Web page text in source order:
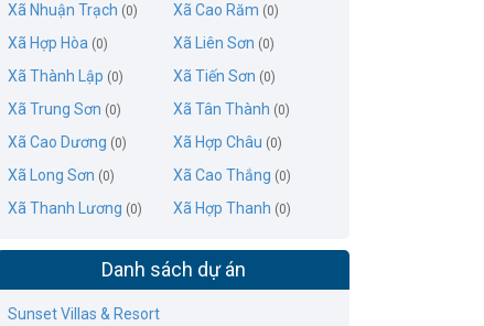
Xã Nhuận Trạch (0) Xã Cao Răm (0)
Xã Hợp Hòa (0) Xã Liên Sơn (0)
Xã Thành Lập (0) Xã Tiến Sơn (0)
Xã Trung Sơn (0) Xã Tân Thành (0)
Xã Cao Dương (0) Xã Hợp Châu (0)
Xã Long Sơn (0) Xã Cao Thắng (0)
Xã Thanh Lương (0) Xã Hợp Thanh (0)
Danh sách dự án
Sunset Villas & Resort